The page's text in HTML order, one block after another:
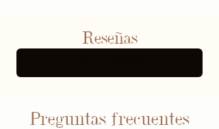
Reseñas
Preguntas frecuentes